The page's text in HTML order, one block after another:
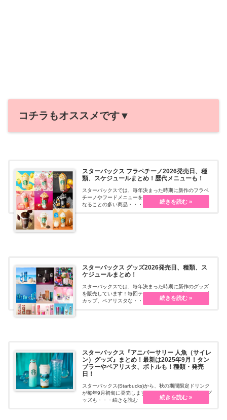
コチラもオススメです▼
スターバックス フラペチーノ2026発売日、種
類、スケジュールまとめ！歴代メニューも！
スターバックスでは、毎年決まった時期に新作のフラペ
チーノやフードメニューを販売します！SNSでも話題に
なることの多い商品・・・続きを読む
スターバックス グッズ2026発売日、種類、ス
ケジュールまとめ！
スターバックスでは、毎年決まった時期に新作のグッズ
を販売しています！毎回テーマごとにタンブラー、マグ
カップ、ベアリスタな・・・続きを読む
スターバックス『アニバーサリー 人魚（サイレ
ン）グッズ』まとめ！最新は2025年9月！タン
ブラーやベアリスタ、ボトルも！種類・発売
日！
スターバックス(Starbucks)から、秋の期間限定ドリンク
が毎年9月初旬に発売します。それに合わせて秋の新作グ
ッズも・・・続きを読む